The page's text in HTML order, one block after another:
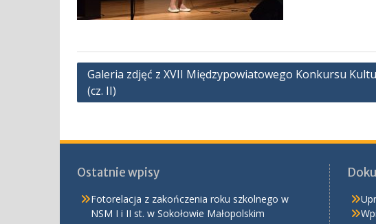
Nawigacja
wpisu
Galeria zdjęć z XVII Międzypowiatowego Konkursu
(cz. II)
Ostatnie wpisy
Fotorelacja z zakończenia roku szkolnego w
NSM I i II st. w Sokołowie Małopolskim